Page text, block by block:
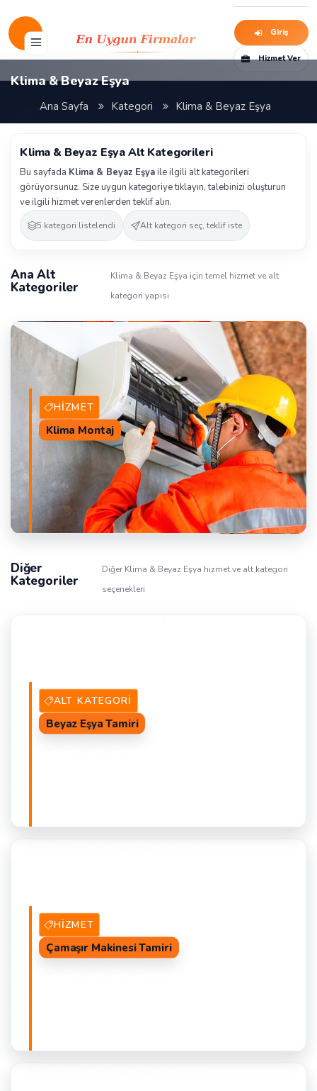
Giriş
Hizmet Ver
Klima & Beyaz Eşya
Ana Sayfa Kategori Klima & Beyaz Eşya
Klima & Beyaz Eşya Alt Kategorileri
Bu sayfada Klima & Beyaz Eşyaile ilgili alt kategorileri
görüyorsunuz. Size uygun kategoriye tıklayın, talebinizi oluşturun
ve ilgili hizmet verenlerden teklif alın.
5 kategori listelendi Alt kategori seç, teklif iste
Ana Alt
Kategoriler
Klima & Beyaz Eşya için temel hizmet ve alt
kategori yapısı
HIZMET
Klima Montaj
2 Hizmet Veren
Diğer
Kategoriler
Diğer Klima & Beyaz Eşya hizmet ve alt kategori
seçenekleri
ALT KATEGORI
Beyaz Eşya Tamiri
HIZMET
Çamaşır Makinesi Tamiri